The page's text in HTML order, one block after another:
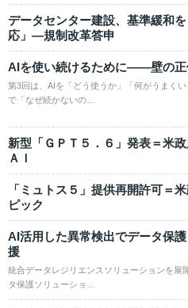
データセンター建設、基準緩和
応」―規制改革答申
AIを使い続けるために——壁の正
第3回は、AIを「どう使うか」「何がうまく
で「なぜ続かないの…
新型「ＧＰＴ５．６」発表＝米
ＡＩ
「ミュトス５」提供再開許可＝
ピック
AI活用した異常検出でデータ保
援
統合データレジリエンスソリューションを展
タ保護ソリューショ…